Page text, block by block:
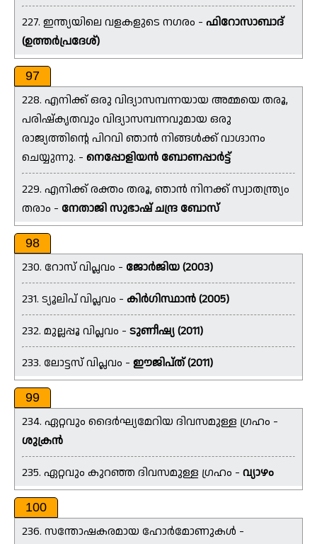
227. ഇന്ത്യയിലെ വളകളുടെ നഗരം - ഫിറോസാബാദ്
(ഉത്തർപ്രദേശ്)
97
228. എനിക്ക് ഒരു വിദ്യാസമ്പന്നയായ അമ്മയെ തരൂ,
പരിഷ്കൃതവും വിദ്യാസമ്പന്നവുമായ ഒരു
രാജ്യത്തിന്റെ പിറവി ഞാൻ നിങ്ങൾക്ക് വാഗ്ദാനം
ചെയ്യുന്നു. - നെപ്പോളിയൻ ബോണപ്പാർട്ട്
229. എനിക്ക് രക്തം തരൂ, ഞാൻ നിനക്ക് സ്വാതന്ത്ര്യം
തരാം - നേതാജി സുഭാഷ് ചന്ദ്ര ബോസ്
98
230. റോസ് വിപ്ലവം - ജോർജിയ (2003)
231. ട്യൂലിപ് വിപ്ലവം - കിർഗിസ്ഥാൻ (2005)
232. മുല്ലപ്പൂ വിപ്ലവം - ടുണീഷ്യ (2011)
233. ലോട്ടസ് വിപ്ലവം - ഈജിപ്ത് (2011)
99
234. ഏറ്റവും ദൈർഘ്യമേറിയ ദിവസമുള്ള ഗ്രഹം -
ശുക്രൻ
235. ഏറ്റവും കുറഞ്ഞ ദിവസമുള്ള ഗ്രഹം - വ്യാഴം
100
236. സന്തോഷകരമായ ഹോർമോണുകൾ -